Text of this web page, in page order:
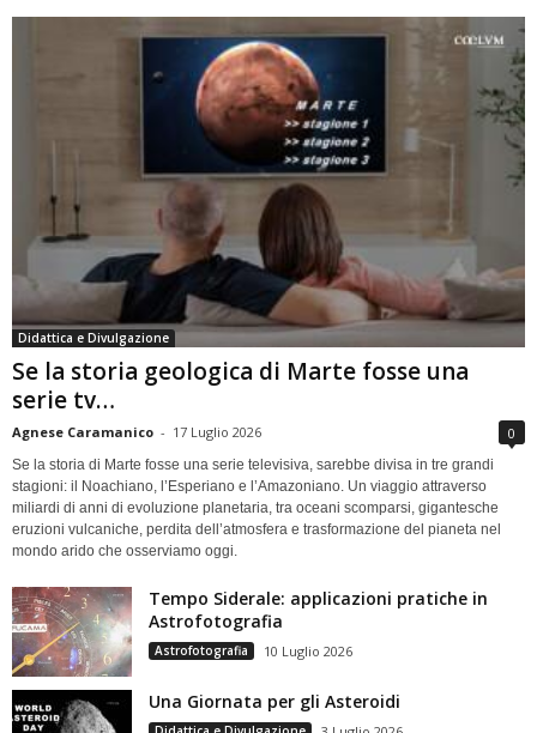
Didattica e Divulgazione
Se la storia geologica di Marte fosse una
serie tv…
Agnese Caramanico - 17 Luglio 2026 0
Se la storia di Marte fosse una serie televisiva, sarebbe divisa in tre grandi
stagioni: il Noachiano, l’Esperiano e l’Amazoniano. Un viaggio attraverso
miliardi di anni di evoluzione planetaria, tra oceani scomparsi, gigantesche
eruzioni vulcaniche, perdita dell’atmosfera e trasformazione del pianeta nel
mondo arido che osserviamo oggi.
Tempo Siderale: applicazioni pratiche in
Astrofotografia
Astrofotografia 10 Luglio 2026
Una Giornata per gli Asteroidi